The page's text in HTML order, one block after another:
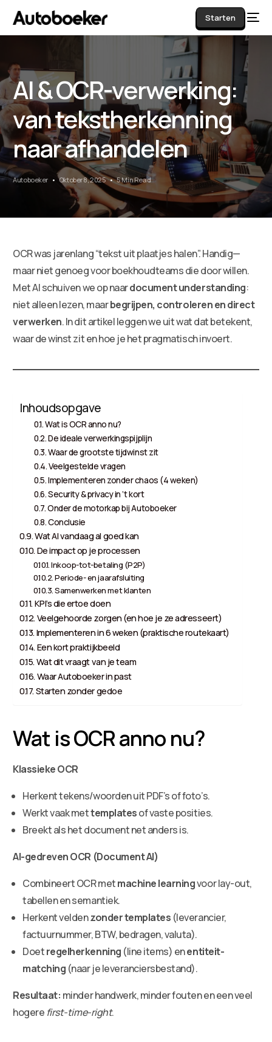
Starten
AI & OCR-verwerking:
van tekstherkenning
naar afhandelen
Autoboeker Oktober 8, 2025 5 Min Read
OCR was jarenlang “tekst uit plaatjes halen”. Handig—
maar niet genoeg voor boekhoudteams die door willen.
Met AI schuiven we op naardocument understanding:
niet alleen lezen, maarbegrijpen, controleren en direct
verwerken. In dit artikel leggen we uit wat dat betekent,
waar de winst zit en hoe je het pragmatisch invoert.
Inhoudsopgave
Wat is OCR anno nu?
De ideale verwerkingspijplijn
Waar de grootste tijdwinst zit
Veelgestelde vragen
Implementeren zonder chaos (4 weken)
Security & privacy in ’t kort
Onder de motorkap bij Autoboeker
Conclusie
Wat AI vandaag al goed kan
De impact op je processen
Inkoop-tot-betaling (P2P)
Periode- en jaarafsluiting
Samenwerken met klanten
KPI’s die ertoe doen
Veelgehoorde zorgen (en hoe je ze adresseert)
Implementeren in 6 weken (praktische routekaart)
Een kort praktijkbeeld
Wat dit vraagt van je team
Waar Autoboeker in past
Starten zonder gedoe
Wat is OCR anno nu?
Klassieke OCR
Herkent tekens/woorden uit PDF’s of foto’s.
Werkt vaak mettemplatesof vaste posities.
Breekt als het document net anders is.
AI-gedreven OCR (Document AI)
Combineert OCR metmachine learningvoor lay-out,
tabellen en semantiek.
Herkent veldenzonder templates (leverancier,
factuurnummer, BTW, bedragen, valuta).
Doetregelherkenning (line items) enentiteit-
matching (naar je leveranciersbestand).
Resultaat: minder handwerk, minder fouten en een veel
hogere first-time-right.
AI